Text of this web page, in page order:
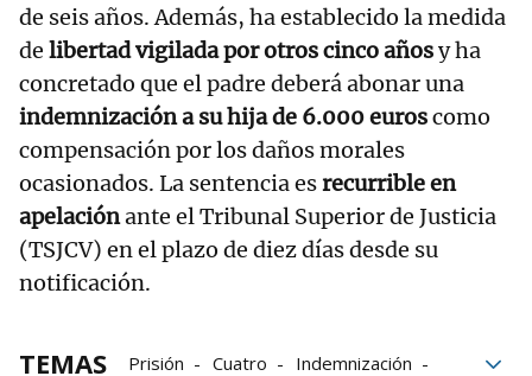
de seis años. Además, ha establecido la medida
de libertad vigilada por otros cinco añosy ha
concretado que el padre deberá abonar una
indemnización a su hija de 6.000 euroscomo
compensación por los daños morales
ocasionados. La sentencia esrecurrible en
apelaciónante el Tribunal Superior de Justicia
(TSJCV) en el plazo de diez días desde su
notificación.
TEMAS Prisión Cuatro Indemnización